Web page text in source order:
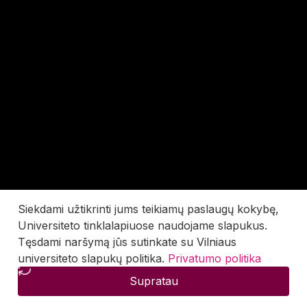
Siekdami užtikrinti jums teikiamų paslaugų kokybę,
Universiteto tinklalapiuose naudojame slapukus.
Tęsdami naršymą jūs sutinkate su Vilniaus
universiteto slapukų politika. Privatumo politika
Supratau